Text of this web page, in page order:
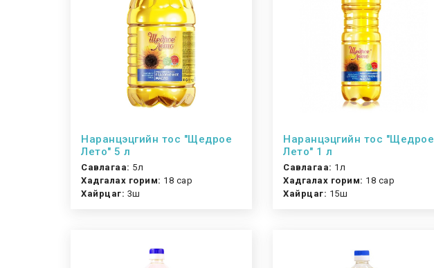
Наранцэцгийн тос "Щедрое
Лето" 5 л
Савлагаа: 5л
Хадгалах горим: 18 сар
Хайрцаг: 3ш
Наранцэцгийн тос "Щедрое
Лето" 1 л
Савлагаа: 1л
Хадгалах горим: 18 сар
Хайрцаг: 15ш